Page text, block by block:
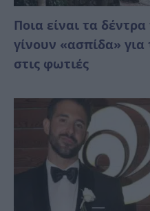
Ποια είναι τα
γίνουν «ασπίδα» για
στις φωτιές